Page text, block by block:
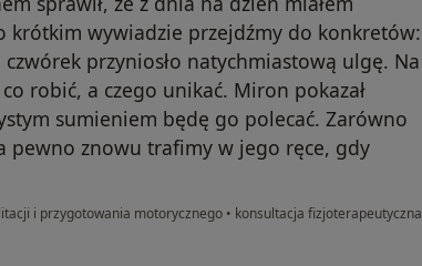
krótkim wywiadzie przejdźmy do konkretów:
przyniosło natychmiastową ulgę. Na
robić, a czego unikać. Miron pokazał
sumieniem będę go polecać. Zarówno
pewno znowu trafimy w jego ręce, gdy
i przygotowania motorycznego • konsultacja fizjoterapeutyczna